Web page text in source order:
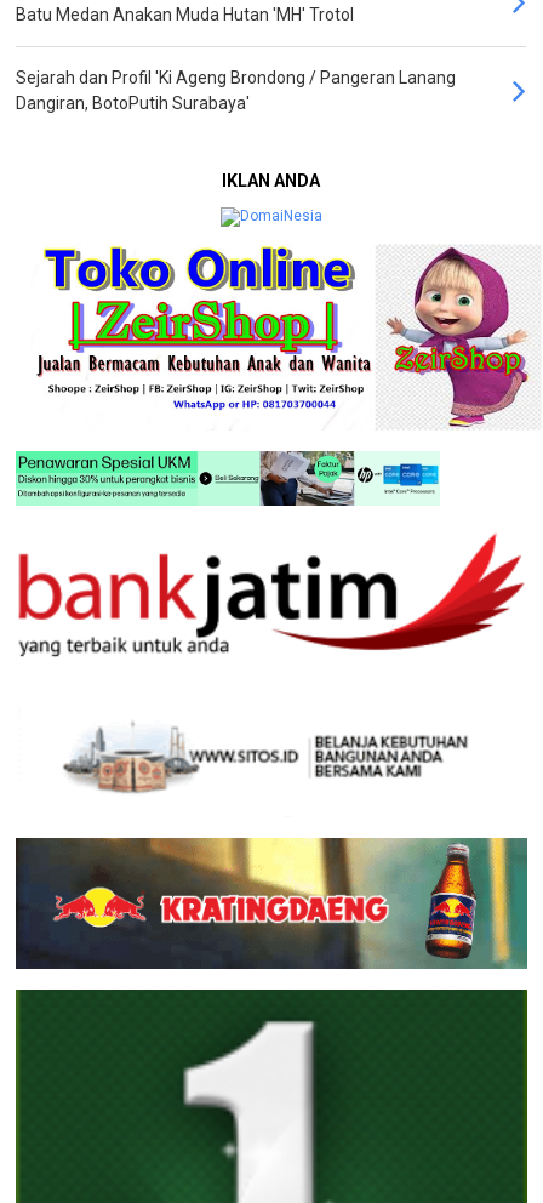
Batu Medan Anakan Muda Hutan 'MH' Trotol
Sejarah dan Profil 'Ki Ageng Brondong / Pangeran Lanang
Dangiran, BotoPutih Surabaya'
IKLAN ANDA